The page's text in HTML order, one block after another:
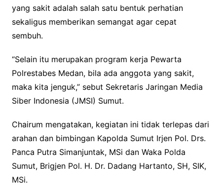
yang sakit adalah salah satu bentuk perhatian
sekaligus memberikan semangat agar cepat
sembuh.
“Selain itu merupakan program kerja Pewarta
Polrestabes Medan, bila ada anggota yang sakit,
maka kita jenguk,” sebut Sekretaris Jaringan Media
Siber Indonesia (JMSI) Sumut.
Chairum mengatakan, kegiatan ini tidak terlepas dari
arahan dan bimbingan Kapolda Sumut Irjen Pol. Drs.
Panca Putra Simanjuntak, MSi dan Waka Polda
Sumut, Brigjen Pol. H. Dr. Dadang Hartanto, SH, SIK,
MSi.